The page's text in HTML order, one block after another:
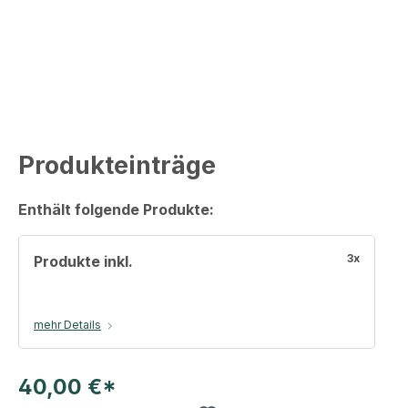
Produkteinträge
Enthält folgende Produkte:
Produkte inkl. 3x
mehr Details
40,00 €*